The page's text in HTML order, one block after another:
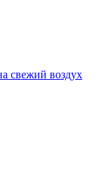
свежий воздух